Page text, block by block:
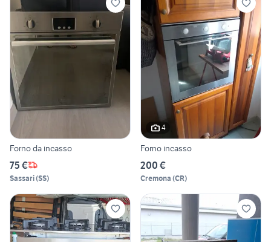
Forno da incasso
75 €
Sassari(SS)
4
Forno incasso
200 €
Cremona (CR)